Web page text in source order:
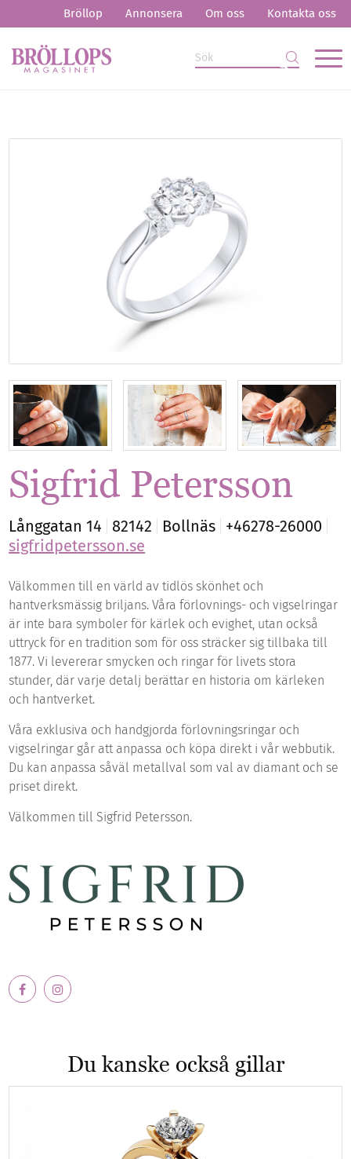
Bröllop Annonsera Om oss Kontakta oss
Sigfrid Petersson
Långgatan 14 82142 Bollnäs +46278-26000
sigfridpetersson.se
Välkommen till en värld av tidlös skönhet och
hantverksmässig briljans. Våra förlovnings- och vigselringar
är inte bara symboler för kärlek och evighet, utan också
uttryck för en tradition som för oss sträcker sig tillbaka till
1877. Vi levererar smycken och ringar för livets stora
stunder, där varje detalj berättar en historia om kärleken
och hantverket.
Våra exklusiva och handgjorda förlovningsringar och
vigselringar går att anpassa och köpa direkt i vår webbutik.
Du kan anpassa såväl metallval som val av diamant och se
priset direkt.
Välkommen till Sigfrid Petersson.
Du kanske också gillar